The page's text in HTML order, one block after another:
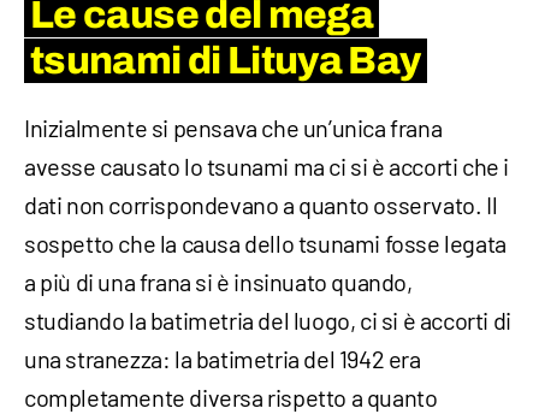
Le cause del mega
tsunami di Lituya Bay
Inizialmente si pensava che un’unica frana
avesse causato lo tsunami ma ci si è accorti che i
dati non corrispondevano a quanto osservato. Il
sospetto che la causa dello tsunami fosse legata
a più di una frana si è insinuato quando,
studiando la batimetria del luogo, ci si è accorti di
una stranezza: la batimetria del 1942 era
completamente diversa rispetto a quanto